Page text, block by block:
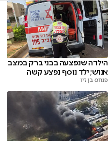
הילדה שנפצעה בבני ברק במצב
אנוש; ילד נוסף נפצע קשה
פנחס בן זיו